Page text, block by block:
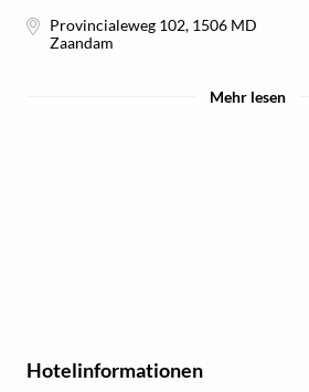
Provincialeweg 102, 1506 MD
Zaandam
Mehr lesen
Hotelinformationen